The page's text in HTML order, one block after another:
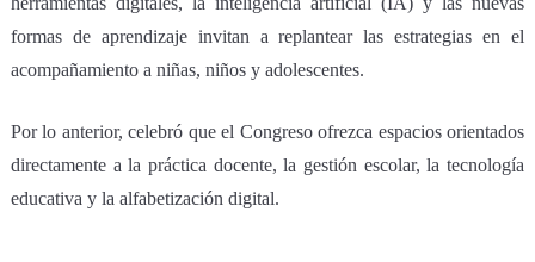
formas de aprendizaje invitan a replantear las estrategias en el
acompañamiento a niñas, niños y adolescentes.
Por lo anterior, celebró que el Congreso ofrezca espacios orientados
directamente a la práctica docente, la gestión escolar, la tecnología
educativa y la alfabetización digital.